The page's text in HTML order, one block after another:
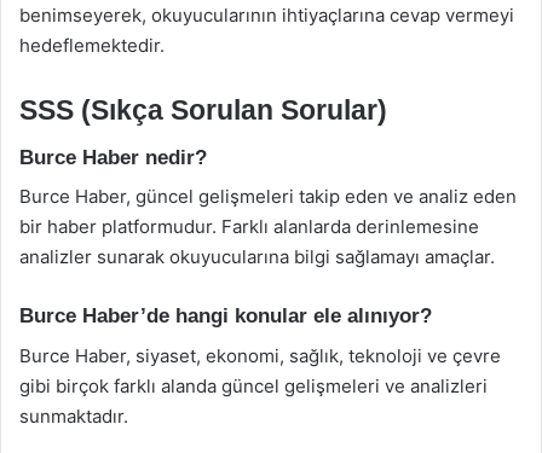
benimseyerek, okuyucularının ihtiyaçlarına cevap vermeyi
hedeflemektedir.
SSS (Sıkça Sorulan Sorular)
Burce Haber nedir?
Burce Haber, güncel gelişmeleri takip eden ve analiz eden
bir haber platformudur. Farklı alanlarda derinlemesine
analizler sunarak okuyucularına bilgi sağlamayı amaçlar.
Burce Haber’de hangi konular ele alınıyor?
Burce Haber, siyaset, ekonomi, sağlık, teknoloji ve çevre
gibi birçok farklı alanda güncel gelişmeleri ve analizleri
sunmaktadır.